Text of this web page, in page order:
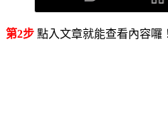
第2步 點入文章就能查看內容囉